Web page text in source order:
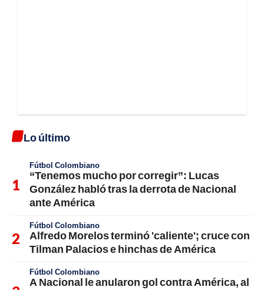
Lo último
Fútbol Colombiano
“Tenemos mucho por corregir”: Lucas
González habló tras la derrota de Nacional
ante América
Fútbol Colombiano
Alfredo Morelos terminó 'caliente'; cruce con
Tilman Palacios e hinchas de América
Fútbol Colombiano
A Nacional le anularon gol contra América, al